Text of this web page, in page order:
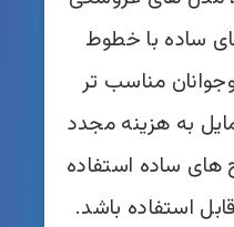
ساده با خطوط
مناسب تر
به هزینه مجدد
های ساده استفاده
استفاده باشد.